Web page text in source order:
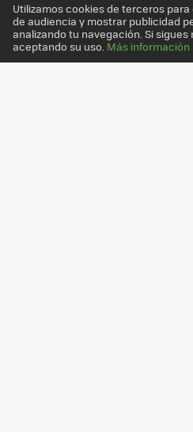
Utilizamos cookies de terceros
de audiencia y mostrar publicidad
analizando tu navegación. Si
aceptando su uso. Más información